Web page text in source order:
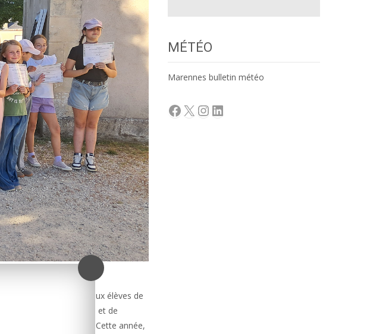
réservé cette année aux élèves de
Conseil local de sécurité et de
de la citoyenneté. Cette année,
MÉTÉO
Marennes bulletin météo
Facebook
X Instagram
LinkedIn